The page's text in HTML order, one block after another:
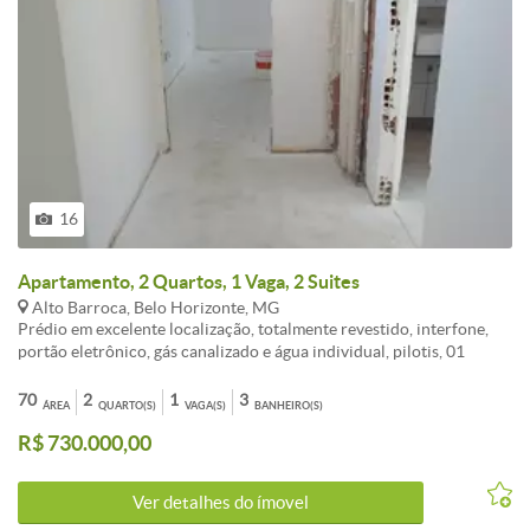
16
Apartamento, 2 Quartos, 1 Vaga, 2 Suites
Alto Barroca, Belo Horizonte, MG
Prédio em excelente localização, totalmente revestido, interfone,
portão eletrônico, gás canalizado e água individual, pilotis, 01
próximo a todo tipo de comercio .<br /><br />Apartamento
composto de :<br /><br />- 02 Quartos com (piso em laminado de
madeira ), <br /><br />- 01 Sala ampla com (piso em porcelanato),
<br />- Cozinha americana com bancada em granito (piso em
porcelanato), <br /><br />- Área de serviço .<br /><br />Obs,
ÁREA
70 QUARTO(S)
2 VAGA(S)
1 BANHEIRO(S)
3
R$ 730.000,00
Ver detalhes do ímovel